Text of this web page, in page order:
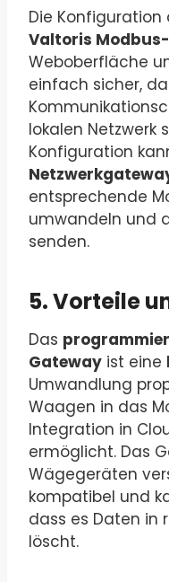
Die Konfiguration
Valtoris
Weboberfläche
einfach sicher,
lokalen Netzwerk
Konfiguration
entsprechende
umwandeln und
senden.
5. Vorteile
Das
Gateway ist eine
Umwandlung
Waagen in das
Integration in
ermöglicht. Das
Wägegeräten
kompatibel und
dass es Daten in
löscht.